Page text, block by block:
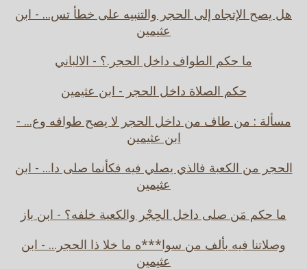
هل يصح الإتجاه إلى الحجر والتنبيه على خطأ تس... - ابن
عثيمين
ما حكم الطواف داخل الحجر.؟ - الالباني
حكم الصلاة داخل الحجر - ابن عثيمين
مسألة : من طاف من داخل الحجر لا يصح طوافه وع... -
ابن عثيمين
الحجر من الكعبة فالذي يصلي فيه فكأنما صلى دا... - ابن
عثيمين
ما حكم مَن صلى داخل الحِجْر والكعبة خلفه؟ - ابن باز
وصلاتنا فيه بألف من سوا***ه ما خلا ذا الحجر... - ابن
عثيمين